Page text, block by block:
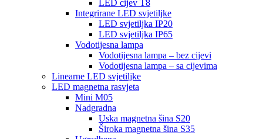
LED cijev T8
Integrirane LED svjetiljke
LED svjetiljka IP20
LED svjetiljka IP65
Vodotijesna lampa
Vodotijesna lampa – bez cijevi
Vodotijesna lampa – sa cijevima
Linearne LED svjetiljke
LED magnetna rasvjeta
Mini M05
Nadgradna
Uska magnetna šina S20
Široka magnetna šina S35